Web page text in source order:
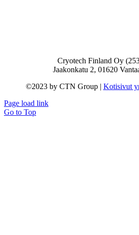
Cryotech Finland Oy
Jaakonkatu 2, 01620
©2023 by CTN Group | Kotisivut
Page load link
Go to Top